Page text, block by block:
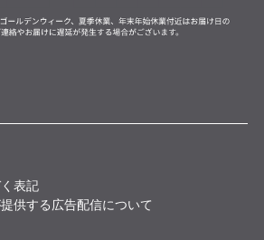
表記
供する広告配信について